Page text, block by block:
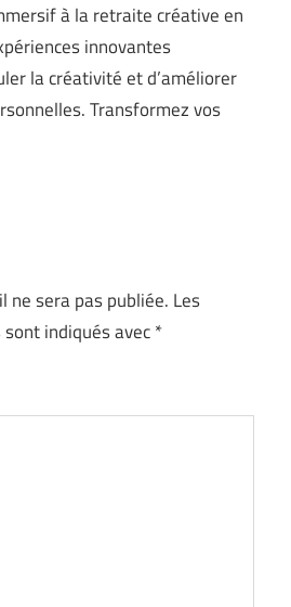
à la retraite créative en
innovantes
la créativité et d’améliorer
Transformez vos
ne sera pas publiée. Les
indiqués avec*